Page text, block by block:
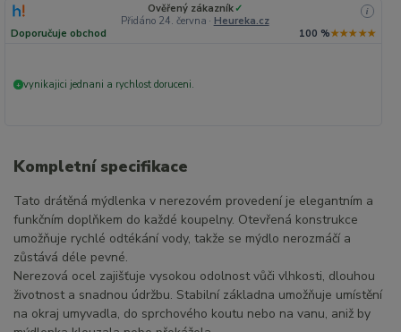
Ověřený zákazník ✓
Přidáno 24. června · Heureka.cz
i
Doporučuje obchod 100 %★★★★★
+ vynikajici jednani a rychlost doruceni.
Kompletní specifikace
Tato drátěná mýdlenka v nerezovém provedení je elegantním a
funkčním doplňkem do každé koupelny. Otevřená konstrukce
umožňuje rychlé odtékání vody, takže se mýdlo nerozmáčí a
zůstává déle pevné.
Nerezová ocel zajišťuje vysokou odolnost vůči vlhkosti, dlouhou
životnost a snadnou údržbu. Stabilní základna umožňuje umístění
na okraj umyvadla, do sprchového koutu nebo na vanu, aniž by